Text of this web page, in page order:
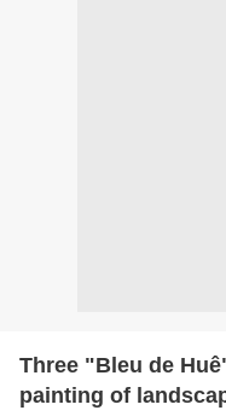
Three "Bleu de
painting of